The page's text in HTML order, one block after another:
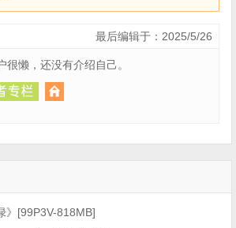
最后编辑于：2025/5/26
很懒，还没有介绍自己。
》[99P3V-818MB]